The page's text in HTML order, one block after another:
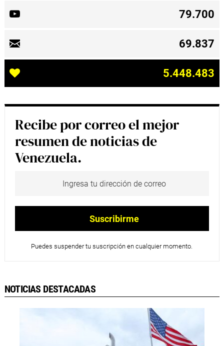
79.700
69.837
5.448.483
Recibe por correo el mejor
resumen de noticias de
Venezuela.
Puedes suspender tu suscripción en cualquier momento.
NOTICIAS DESTACADAS